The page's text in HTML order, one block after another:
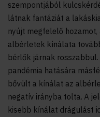
szempontjából
látnak fantáziát a
nyújt megfelelő
albérletek kínálata
bérlők járnak rosszabbul.
pandémia hatására
bővült a kínálat az
negatív irányba tolta. A
kisebb kínálat drágulást